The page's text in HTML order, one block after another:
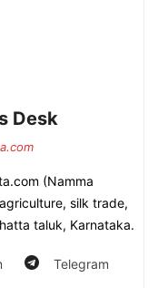
Desk
(Namma
silk trade,
taluk, Karnataka.
Telegram